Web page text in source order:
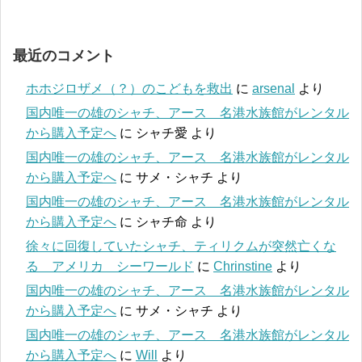
最近のコメント
ホホジロザメ（？）のこどもを救出 に arsenal
より
国内唯一の雄のシャチ、アース 名港水族館がレンタル
から購入予定へ に シャチ愛 より
国内唯一の雄のシャチ、アース 名港水族館がレンタル
から購入予定へ に サメ・シャチ より
国内唯一の雄のシャチ、アース 名港水族館がレンタル
から購入予定へ に シャチ命 より
徐々に回復していたシャチ、ティリクムが突然亡くな
る アメリカ シーワールド に Chrinstine より
国内唯一の雄のシャチ、アース 名港水族館がレンタル
から購入予定へ に サメ・シャチ より
国内唯一の雄のシャチ、アース 名港水族館がレンタル
から購入予定へ に Will より